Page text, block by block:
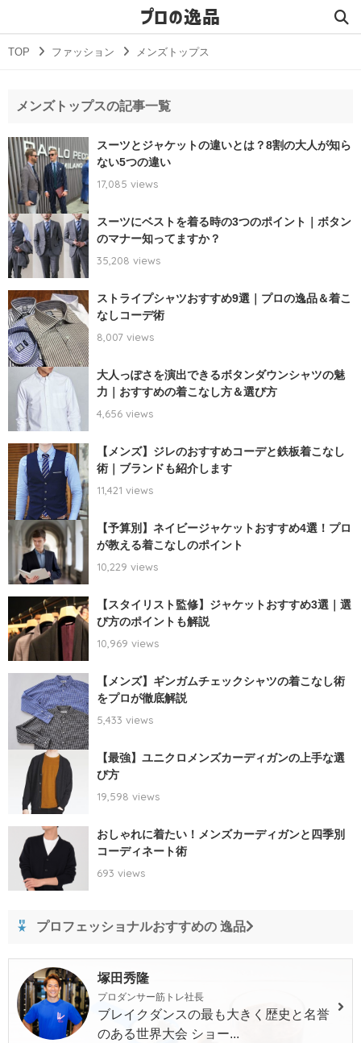
プロの逸品
TOP ファッション メンズトップス
メンズトップスの記事一覧
スーツとジャケットの違いとは？8割の大人が知ら
ない5つの違い
17,085 views
スーツにベストを着る時の3つのポイント｜ボタン
のマナー知ってますか？
35,208 views
ストライプシャツおすすめ9選｜プロの逸品＆着こ
なしコーデ術
8,007 views
大人っぽさを演出できるボタンダウンシャツの魅
力｜おすすめの着こなし方＆選び方
4,656 views
【メンズ】ジレのおすすめコーデと鉄板着こなし
術｜ブランドも紹介します
11,421 views
【予算別】ネイビージャケットおすすめ4選！プロ
が教える着こなしのポイント
10,229 views
【スタイリスト監修】ジャケットおすすめ3選｜選
び方のポイントも解説
10,969 views
【メンズ】ギンガムチェックシャツの着こなし術
をプロが徹底解説
5,433 views
【最強】ユニクロメンズカーディガンの上手な選
び方
19,598 views
おしゃれに着たい！メンズカーディガンと四季別
コーディネート術
693 views
プロフェッショナルおすすめの 逸品
塚田秀隆
プロダンサー筋トレ社長
ブレイクダンスの最も大きく歴史と名誉
のある世界大会 ショー...